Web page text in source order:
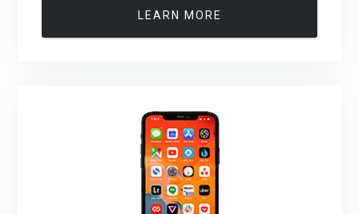
LEARN MORE